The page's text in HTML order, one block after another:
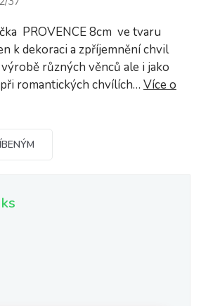
PROVENCE 8cm ve tvaru
k dekoraci a zpříjemnění chvil
různých věnců ale i jako
romantických chvílích… Více o